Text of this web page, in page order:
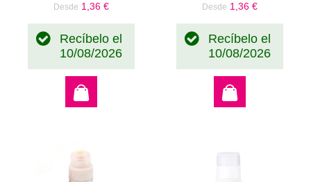
Desde 1,36 €
Recíbelo el
10/08/2026
Desde 1,36 €
Recíbelo el
10/08/2026